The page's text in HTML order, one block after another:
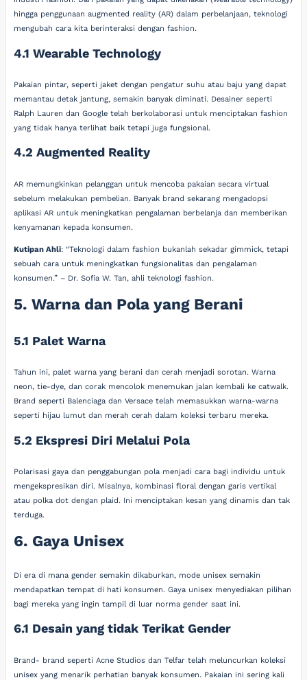
hingga penggunaan augmented reality (AR) dalam perbelanjaan, teknologi
mengubah cara kita berinteraksi dengan fashion.
4.1 Wearable Technology
Pakaian pintar, seperti jaket dengan pengatur suhu atau baju yang dapat
memantau detak jantung, semakin banyak diminati. Desainer seperti
Ralph Lauren dan Google telah berkolaborasi untuk menciptakan fashion
yang tidak hanya terlihat baik tetapi juga fungsional.
4.2 Augmented Reality
AR memungkinkan pelanggan untuk mencoba pakaian secara virtual
sebelum melakukan pembelian. Banyak brand sekarang mengadopsi
aplikasi AR untuk meningkatkan pengalaman berbelanja dan memberikan
kenyamanan kepada konsumen.
Kutipan Ahli: “Teknologi dalam fashion bukanlah sekadar gimmick, tetapi
sebuah cara untuk meningkatkan fungsionalitas dan pengalaman
konsumen.” – Dr. Sofia W. Tan, ahli teknologi fashion.
5. Warna dan Pola yang Berani
5.1 Palet Warna
Tahun ini, palet warna yang berani dan cerah menjadi sorotan. Warna
neon, tie-dye, dan corak mencolok menemukan jalan kembali ke catwalk.
Brand seperti Balenciaga dan Versace telah memasukkan warna-warna
seperti hijau lumut dan merah cerah dalam koleksi terbaru mereka.
5.2 Ekspresi Diri Melalui Pola
Polarisasi gaya dan penggabungan pola menjadi cara bagi individu untuk
mengekspresikan diri. Misalnya, kombinasi floral dengan garis vertikal
atau polka dot dengan plaid. Ini menciptakan kesan yang dinamis dan tak
terduga.
6. Gaya Unisex
Di era di mana gender semakin dikaburkan, mode unisex semakin
mendapatkan tempat di hati konsumen. Gaya unisex menyediakan pilihan
bagi mereka yang ingin tampil di luar norma gender saat ini.
6.1 Desain yang tidak Terikat Gender
Brand- brand seperti Acne Studios dan Telfar telah meluncurkan koleksi
unisex yang menarik perhatian banyak konsumen. Pakaian ini sering kali